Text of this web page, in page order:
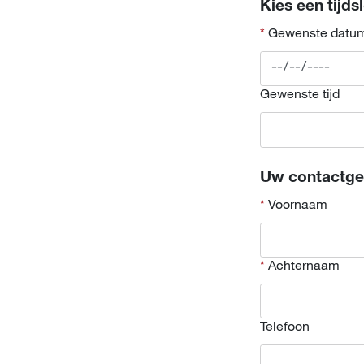
Kies een
Gewenste
Gewenste tijd
Uw
Voornaam
Achternaam
Telefoon